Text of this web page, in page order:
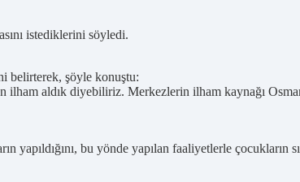
istediklerini söyledi.
belirterek, şöyle konuştu:
ilham aldık diyebiliriz. Merkezlerin ilham kaynağı
yapıldığını, bu yönde yapılan faaliyetlerle çocukların